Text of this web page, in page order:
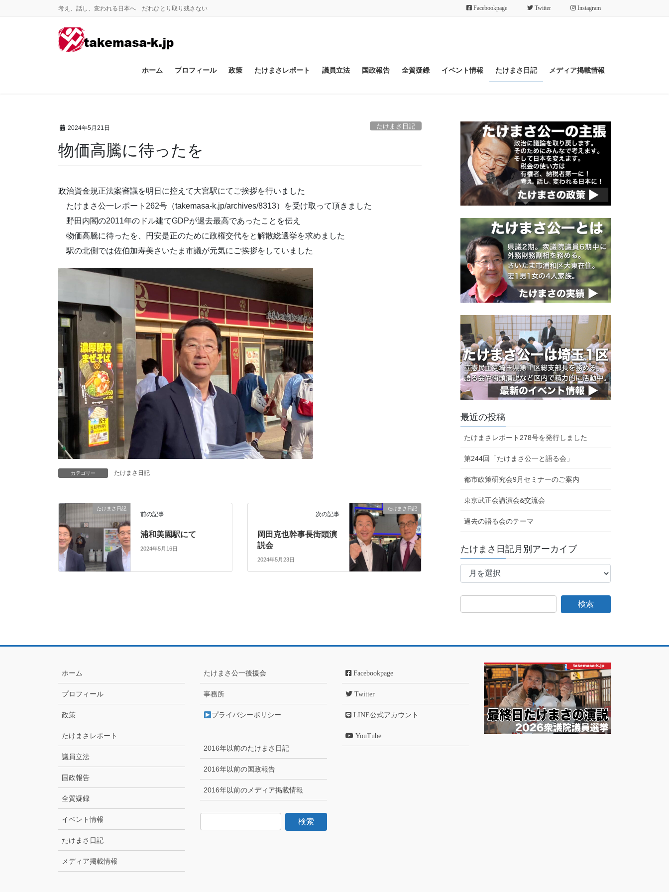
考え、話し、変われる日本へ だれひとり取り残さない Facebookpage Twitter Instagram
ホーム プロフィール 政策 たけまさレポート 議員立法 国政報告 全質疑録 イベント情報 たけまさ日記 メディア掲載情報
2024年5月21日 たけまさ日記
物価高騰に待ったを
政治資金規正法案審議を明日に控えて大宮駅にてご挨拶を行いました
たけまさ公一レポート262号（takemasa-k.jp/archives/8313）を受け取って頂きました
野田内閣の2011年のドル建てGDPが過去最高であったことを伝え
物価高騰に待ったを、円安是正のために政権交代をと解散総選挙を求めました
駅の北側では佐伯加寿美さいたま市議が元気にご挨拶をしていました
カテゴリー たけまさ日記
たけまさ日記
前の記事
浦和美園駅にて
2024年5月16日
たけまさ日記
次の記事
岡田克也幹事長街頭演
説会
2024年5月23日
最近の投稿
たけまさレポート278号を発行しました
第244回「たけまさ公一と語る会」
都市政策研究会9月セミナーのご案内
東京武正会講演会&交流会
過去の語る会のテーマ
たけまさ日記月別アーカイブ
た
日
別
カ
ホーム
プロフィール
政策
たけまさレポート
議員立法
国政報告
全質疑録
イベント情報
たけまさ日記
メディア掲載情報
たけまさ公一後援会
事務所
プライバシーポリシー
2016年以前のたけまさ日記
2016年以前の国政報告
2016年以前のメディア掲載情報
Facebookpage
Twitter
LINE公式アカウント
YouTube